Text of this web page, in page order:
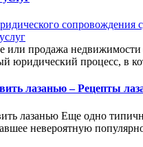
или продажа недвижимости
юридический процесс, в
лазанью – Рецепты
лазанью Еще одно
невероятную